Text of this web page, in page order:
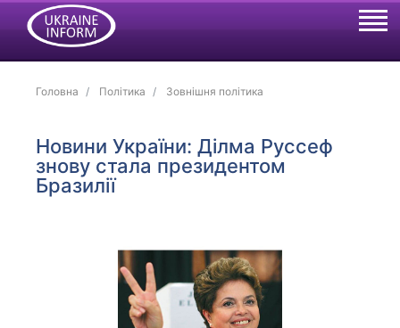
Головна Політика Зовнішня політика
Новини України: Ділма Руссеф
знову стала президентом
Бразилії